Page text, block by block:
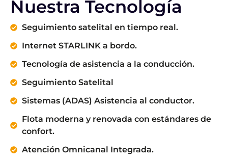
Nuestra Tecnología
Seguimiento satelital en tiempo real.
Internet STARLINK a bordo.
Tecnología de asistencia a la conducción.
Seguimiento Satelital
Sistemas (ADAS) Asistencia al conductor.
Flota moderna y renovada con estándares de
confort.
Atención Omnicanal Integrada.